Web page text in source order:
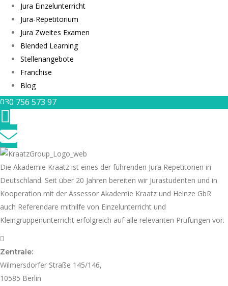
Jura Einzelunterricht
Jura-Repetitorium
Jura Zweites Examen
Blended Learning
Stellenangebote
Franchise
Blog
030 756 573 97
Die Akademie Kraatz ist eines der führenden Jura Repetitorien in
Deutschland. Seit über 20 Jahren bereiten wir Jurastudenten und in
Kooperation mit der Assessor Akademie Kraatz und Heinze GbR
auch Referendare mithilfe von Einzelunterricht und
Kleingruppenunterricht erfolgreich auf alle relevanten Prüfungen vor.
Zentrale:
Wilmersdorfer Straße 145/146,
10585 Berlin